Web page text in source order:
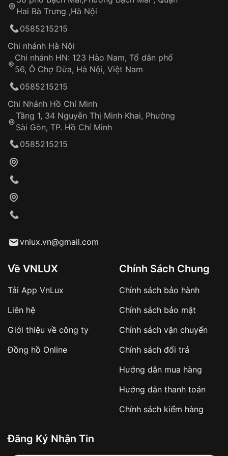
Hotline: 0585 215 215
Từ khóa SEO:
Khách hàng kiểm tra và thanh toán trực tiếp
Từ khóa SEO:
sản phẩm đặc biệt
hàng
Số tiền còn lại thanh toán khi nhận hàng hoặc
✔️ Đảm bảo xử lý đơn hàng nhanh chóng
✔️ Hạn chế tình trạng hủy đơn không mong
Từ khóa SEO:
Tự ý sửa chữa
thống VNLUX
Đảm bảo quyền lợi khách hàng
Đồng hành cùng khách hàng trong suốt quá
trình sử dụng
Hai Bà Trưng ,Hà Nội
0585215215
Chi nhánh Hà Nội
Chi nhánh HN: 123 Hào Nam, Tổ dân phố
56, Ô Chợ Dừa, Hà Nội, Việt Nam
0585215215
Chi Nhánh Hồ Chí Minh
Tầng 1, 34 Nguyễn Thị Minh Khai, Phường
Sài Gòn, TP. Hồ Chí Minh
0585215215
vnlux.vn@gmail.com
Về VNLUX
Tải App VnLux
Liên hệ
Giới thiệu về công ty
Đồng hồ Online
Chính Sách Chung
Chính sách bảo hành
Chính sách bảo mật
Chính sách vận chuyển
Chính sách đổi trả
Hướng dẫn mua hàng
Hướng dẫn thanh toán
Chính sách kiểm hàng
Đăng Ký Nhận Tin